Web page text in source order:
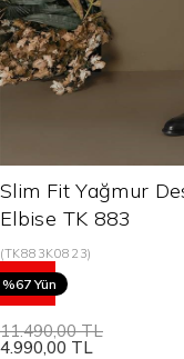
Slim Fit Yağmur
Elbise TK 883
(TK883K0823)
57
11.490,00 TL
4.990,00 TL
%67 Yün